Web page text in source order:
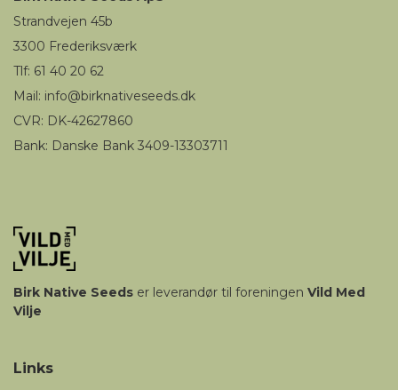
Strandvejen 45b
3300 Frederiksværk
Tlf: 61 40 20 62
Mail: info@birknativeseeds.dk
CVR: DK-42627860
Bank: Danske Bank 3409-13303711
Birk Native Seeds er leverandør til foreningen Vild Med
Vilje
Links